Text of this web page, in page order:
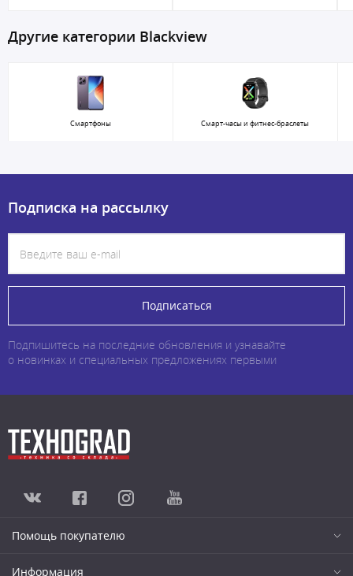
Другие категории Blackview
Смартфоны Смарт-часы и фитнес-браслеты
Подписка на рассылку
Подписаться
Подпишитесь на последние обновления и узнавайте
о новинках и специальных предложениях первыми
Помощь покупателю
Информация